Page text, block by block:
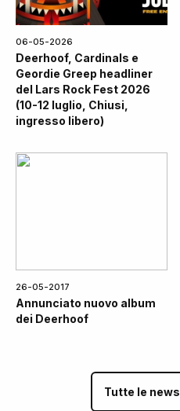
06-05-2026
Deerhoof, Cardinals e
Geordie Greep headliner
del Lars Rock Fest 2026
(10-12 luglio, Chiusi,
ingresso libero)
26-05-2017
Annunciato nuovo album
dei Deerhoof
Tutte le news